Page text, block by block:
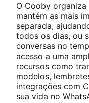
O Cooby
mantém as mais
separada,
todos os dias, ou
conversas no
acesso a uma
recursos como
modelos,
integrações com
sua vida no